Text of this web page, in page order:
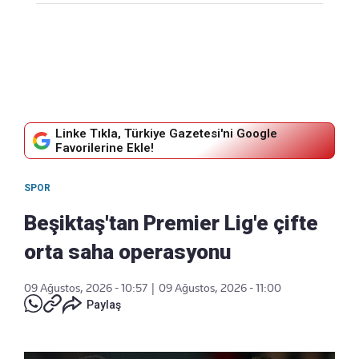
Linke Tıkla, Türkiye Gazetesi'ni Google
Favorilerine Ekle!
SPOR
Beşiktaş'tan Premier Lig'e çifte
orta saha operasyonu
09 Ağustos, 2026 - 10:57
09 Ağustos, 2026 - 11:00
Paylaş